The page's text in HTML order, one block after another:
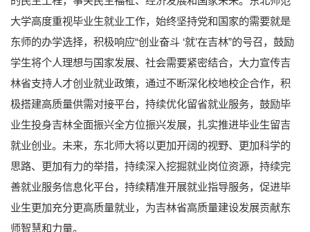
大学高度重视毕业生就业工作，始终坚持党和国家的需要就是
东师的办学选择，积极响应“创业奋斗 ‘就’在吉林”的号召，鼓励
学生将个人理想与国家发展、社会需要紧密结合，大力宣传吉
林省支持人才创业就业政策，通过不断深化校地校企合作，积
极搭建高质量供需对接平台，持续优化留省就业服务，鼓励毕
业生投身吉林全面振兴全方位振兴发展，扎实推进毕业生留吉
就业创业。未来，东北师大将以更加开阔的视野、更加科学的
思路、更加有力的举措，持续深入挖掘就业岗位资源，持续完
善就业服务信息化平台，持续精准开展就业指导服务，促进毕
业生更加充分更高质量就业，为吉林省高质量建设发展贡献东
师智慧和力量。